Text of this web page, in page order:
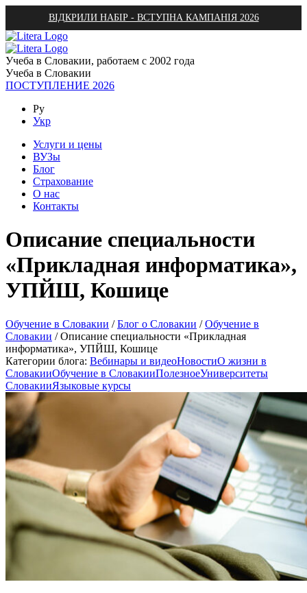
ВІДКРИЛИ НАБІР - ВСТУПНА КАМПАНІЯ 2026
Учеба в Словакии, работаем с 2002 года
Учеба в Словакии
ПОСТУПЛЕНИЕ 2026
Ру
Укр
Услуги и цены
ВУЗы
Блог
Страхование
О нас
Контакты
Описание специальности
«Прикладная информатика»,
УПЙШ, Кошице
Обучение в Словакии /Блог о Словакии /Обучение в
Словакии /Описание специальности «Прикладная
информатика», УПЙШ, Кошице
Категории блога: Вебинары и видеоНовостиО жизни в
СловакииОбучение в СловакииПолезноеУниверситеты
СловакииЯзыковые курсы